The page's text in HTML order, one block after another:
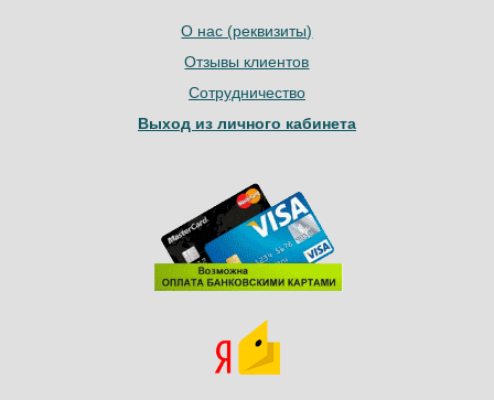
О нас (реквизиты)
Отзывы клиентов
Сотрудничество
Выход из личного кабинета